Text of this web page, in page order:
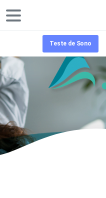
Teste de Sono